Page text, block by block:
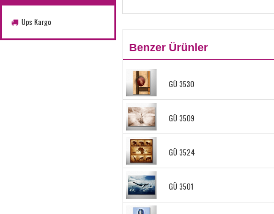
Ups Kargo
Benzer Ürünler
GÜ 3530
GÜ 3509
GÜ 3524
GÜ 3501